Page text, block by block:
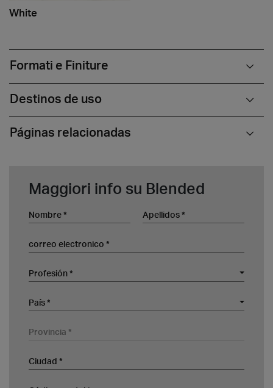
White
Formati e Finiture
Destinos de uso
Páginas relacionadas
Maggiori info su Blended
Nombre Apellidos
correo electronico
Profesión
Profesión *
Empresa
País
País *
Provincia
Ciudad